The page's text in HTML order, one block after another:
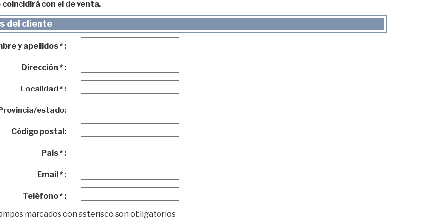
coincidirá con el de venta.
del cliente
y apellidos * :
Dirección * :
Localidad * :
estado:
Código postal:
País * :
Email * :
Teléfono * :
marcados con asterísco son obligatorios